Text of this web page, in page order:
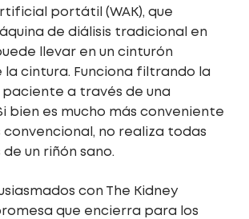
portátil (WAK), que
de diálisis tradicional en
llevar en un cinturón
cintura. Funciona filtrando la
paciente a través de una
bien es mucho más conveniente
convencional, no realiza todas
de un riñón sano.
con The Kidney
que encierra para los